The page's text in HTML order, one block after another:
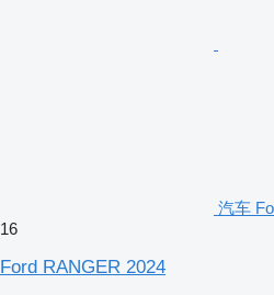
汽车
16
Ford RANGER 2024